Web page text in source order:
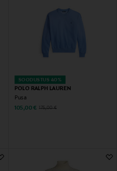
SOODUSTUS 40%
POLO RALPH LAUREN
Pusa
Discounted Price
105,00 € Original Price
175,00 €